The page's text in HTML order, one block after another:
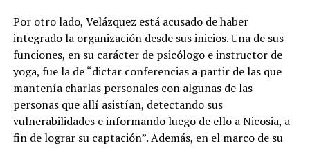
Por otro lado, Velázquez está acusado de haber
integrado la organización desde sus inicios. Una de sus
funciones, en su carácter de psicólogo e instructor de
yoga, fue la de “dictar conferencias a partir de las que
mantenía charlas personales con algunas de las
personas que allí asistían, detectando sus
vulnerabilidades e informando luego de ello a Nicosia, a
fin de lograr su captación”. Además, en el marco de su